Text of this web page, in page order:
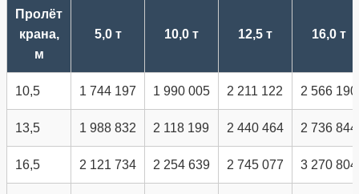
Пролёт
крана,
м
5,0 т 10,0 т 12,5 т 16,0 т
10,5 1 744 197 1 990 005 2 211 122 2 566 190
13,5 1 988 832 2 118 199 2 440 464 2 736 844
16,5 2 121 734 2 254 639 2 745 077 3 270 804